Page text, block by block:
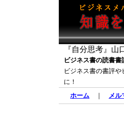
『自分思考』山
ビジネス書の読書
ビジネス書の書評
に！
ホーム ｜ メル